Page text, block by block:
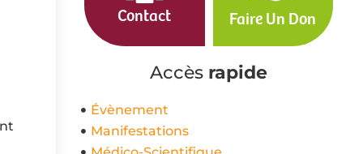
Contact Faire Un Don
Accès rapide
Évènement
Manifestations